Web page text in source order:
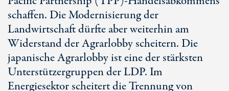
schaffen. Die Modernisierung der
Landwirtschaft dürfte aber weiterhin am
Widerstand der Agrarlobby scheitern. Die
japanische Agrarlobby ist eine der stärksten
Unterstützergruppen der LDP. Im
Energiesektor scheitert die Trennung von